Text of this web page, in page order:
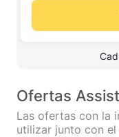
Ofertas
Las ofertas con la
utilizar junto con el